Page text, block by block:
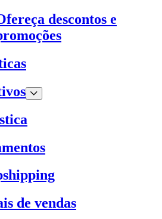
descontos e
de vendas